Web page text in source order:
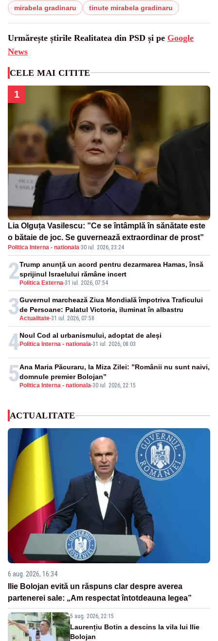
mirabela gradinaru tinute mirabela gradinaru
Urmărește știrile Realitatea din PSD și pe Google
News
CELE MAI CITITE
1
Lia Olguța Vasilescu: ”Ce se întâmplă în sănătate este
o bătaie de joc. Se guvernează extraordinar de prost”
Politica Interna - nationala·30 iul. 2026, 23:24
2 Politica Externa-31 iul. 2026, 07:54
Trump anunță un acord pentru dezarmarea Hamas, însă
sprijinul Israelului rămâne incert
3Actualitate-31 iul. 2026, 07:58
Guvernul marchează Ziua Mondială împotriva Traficului
de Persoane: Palatul Victoria, iluminat în albastru
4 Politica Interna - nationala-31 iul. 2026, 08:03
Noul Cod al urbanismului, adoptat de aleși
5 Politica Interna - nationala-30 iul. 2026, 22:15
Ana Maria Păcuraru, la Miza Zilei: ”Românii nu sunt naivi,
domnule premier Bolojan”
ACTUALITATE
6 aug. 2026, 16:34
Ilie Bolojan evită un răspuns clar despre averea
partenerei sale: „Am respectat întotdeauna legea”
5 aug. 2026, 22:15
Laurențiu Botin a descins la vila lui Ilie
Bolojan